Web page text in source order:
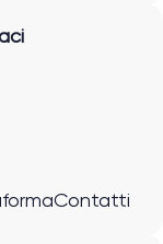
Contatti